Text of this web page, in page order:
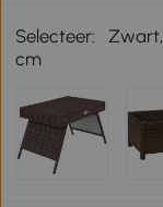
Selecteer:
Zwart,
cm